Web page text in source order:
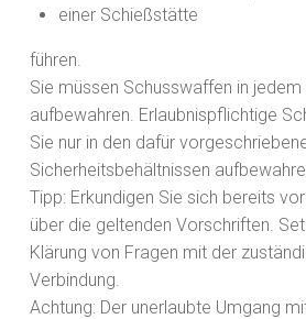
einer Schießstätte
führen.
Sie müssen Schusswaffen in
aufbewahren. Erlaubnispflichtige
Sie nur in den dafür
Sicherheitsbehältnissen
Tipp: Erkundigen Sie sich bereits
über die geltenden Vorschriften.
Klärung von Fragen mit der
Verbindung.
Achtung: Der unerlaubte Umgang